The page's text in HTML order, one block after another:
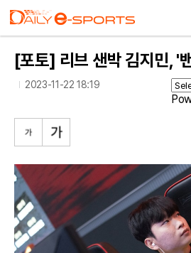
[포토] 리브 샌박 김지민, '
2023-11-22 18:19